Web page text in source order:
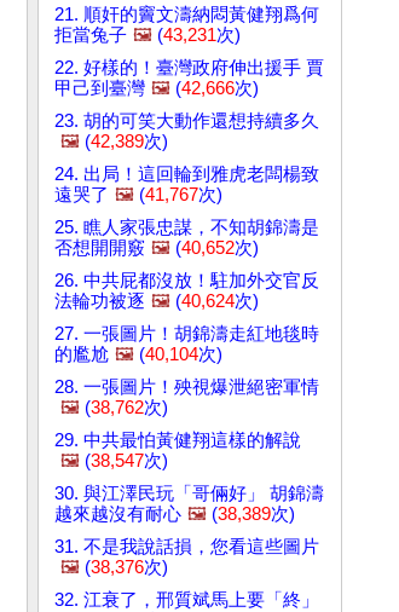
21. 順奸的竇文濤納悶黃健翔爲何
拒當兔子 🖼️ (43,231次)
22. 好樣的！臺灣政府伸出援手 賈
甲己到臺灣 🖼️ (42,666次)
23. 胡的可笑大動作還想持續多久
🖼️ (42,389次)
24. 出局！這回輪到雅虎老闆楊致
遠哭了 🖼️ (41,767次)
25. 瞧人家張忠謀，不知胡錦濤是
否想開開竅 🖼️ (40,652次)
26. 中共屁都沒放！駐加外交官反
法輪功被逐 🖼️ (40,624次)
27. 一張圖片！胡錦濤走紅地毯時
的尷尬 🖼️ (40,104次)
28. 一張圖片！殃視爆泄絕密軍情
🖼️ (38,762次)
29. 中共最怕黃健翔這樣的解說
🖼️ (38,547次)
30. 與江澤民玩「哥倆好」 胡錦濤
越來越沒有耐心 🖼️ (38,389次)
31. 不是我說話損，您看這些圖片
🖼️ (38,376次)
32. 江衰了，邢質斌馬上要「終」